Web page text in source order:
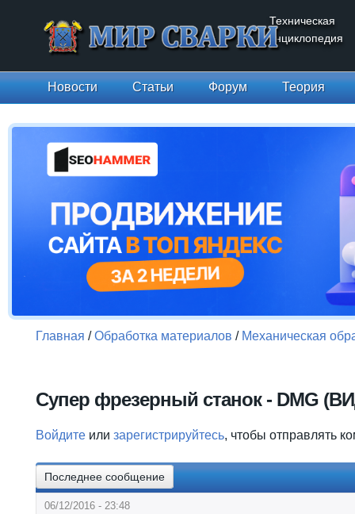
Техническая
энциклопедия
Новости Статьи Форум Теория
Главная /Обработка материалов / Механическая
Супер фрезерный станок - DMG
Войдите или зарегистрируйтесь, чтобы отправлять
Последнее сообщение
06/12/2016 - 23:48